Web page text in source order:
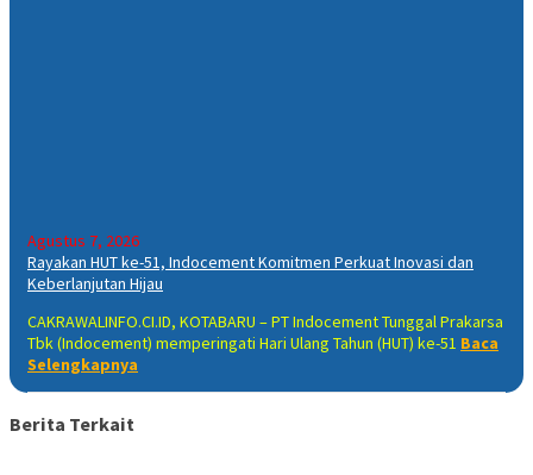
Agustus 7, 2026
Rayakan HUT ke-51, Indocement Komitmen Perkuat Inovasi dan
Keberlanjutan Hijau
CAKRAWALINFO.CI.ID, KOTABARU – PT Indocement Tunggal Prakarsa
Tbk (Indocement) memperingati Hari Ulang Tahun (HUT) ke-51 Baca
Selengkapnya
Berita Terkait